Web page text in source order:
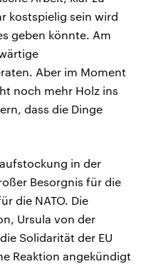
kostspielig sein wird
geben könnte. Am
Aber im Moment
noch mehr Holz ins
dass die Dinge
in der
Besorgnis für die
die NATO. Die
Ursula von der
Solidarität der EU
Reaktion angekündigt